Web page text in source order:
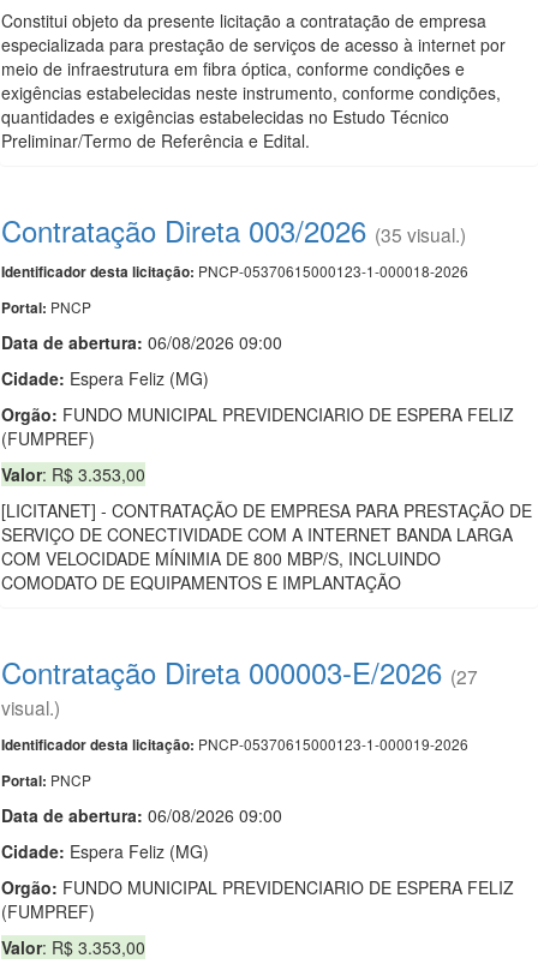
Constitui objeto da presente licitação a contratação de empresa
especializada para prestação de serviços de acesso à internet por
meio de infraestrutura em fibra óptica, conforme condições e
exigências estabelecidas neste instrumento, conforme condições,
quantidades e exigências estabelecidas no Estudo Técnico
Preliminar/Termo de Referência e Edital.
Contratação Direta 003/2026 (35 visual.)
Identificador desta licitação: PNCP-05370615000123-1-000018-2026
Portal: PNCP
Data de abertura: 06/08/2026 09:00
Cidade: Espera Feliz (MG)
Orgão: FUNDO MUNICIPAL PREVIDENCIARIO DE ESPERA FELIZ
(FUMPREF)
Valor: R$ 3.353,00
[LICITANET] - CONTRATAÇÃO DE EMPRESA PARA PRESTAÇÃO DE
SERVIÇO DE CONECTIVIDADE COM A INTERNET BANDA LARGA
COM VELOCIDADE MÍNIMIA DE 800 MBP/S, INCLUINDO
COMODATO DE EQUIPAMENTOS E IMPLANTAÇÃO
Contratação Direta 000003-E/2026 (27
visual.)
Identificador desta licitação: PNCP-05370615000123-1-000019-2026
Portal: PNCP
Data de abertura: 06/08/2026 09:00
Cidade: Espera Feliz (MG)
Orgão: FUNDO MUNICIPAL PREVIDENCIARIO DE ESPERA FELIZ
(FUMPREF)
Valor: R$ 3.353,00